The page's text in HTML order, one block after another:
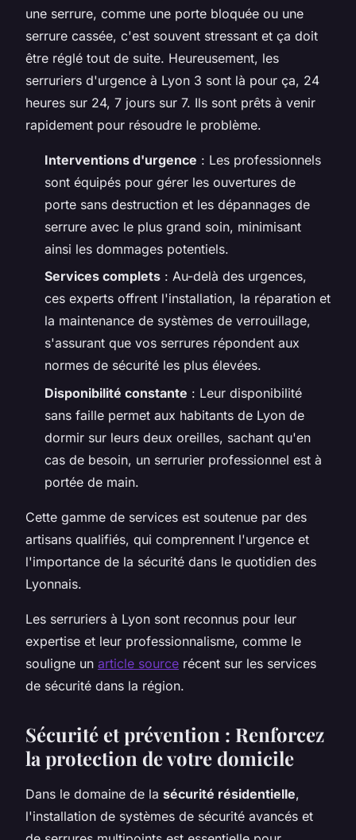
une serrure, comme une porte bloquée ou une
serrure cassée, c'est souvent stressant et ça doit
être réglé tout de suite. Heureusement, les
serruriers d'urgence à Lyon 3 sont là pour ça, 24
heures sur 24, 7 jours sur 7. Ils sont prêts à venir
rapidement pour résoudre le problème.
Interventions d'urgence : Les professionnels
sont équipés pour gérer les ouvertures de
porte sans destruction et les dépannages de
serrure avec le plus grand soin, minimisant
ainsi les dommages potentiels.
Services complets : Au-delà des urgences,
ces experts offrent l'installation, la réparation et
la maintenance de systèmes de verrouillage,
s'assurant que vos serrures répondent aux
normes de sécurité les plus élevées.
Disponibilité constante : Leur disponibilité
sans faille permet aux habitants de Lyon de
dormir sur leurs deux oreilles, sachant qu'en
cas de besoin, un serrurier professionnel est à
portée de main.
Cette gamme de services est soutenue par des
artisans qualifiés, qui comprennent l'urgence et
l'importance de la sécurité dans le quotidien des
Lyonnais.
Les serruriers à Lyon sont reconnus pour leur
expertise et leur professionnalisme, comme le
souligne un article source récent sur les services
de sécurité dans la région.
Sécurité et prévention : Renforcez
la protection de votre domicile
Dans le domaine de la sécurité résidentielle,
l'installation de systèmes de sécurité avancés et